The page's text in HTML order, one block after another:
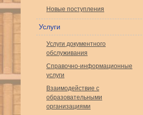
Новые поступления
Услуги
Услуги документного
обслуживания
Справочно-информационные
услуги
Взаимодействие с
образовательными
организациями